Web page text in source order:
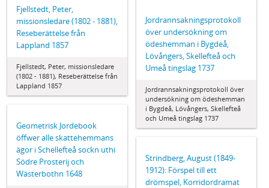
Fjellstedt, Peter,
missionsledare (1802 - 1881),
Reseberättelse från
Lappland 1857
Fjellstedt, Peter, missionsledare
(1802 - 1881), Reseberättelse från
Lappland 1857
Jordrannsakningsprotokoll
över undersökning om
ödeshemman i Bygdeå,
Lövångers, Skellefteå och
Umeå tingslag 1737
Jordrannsakningsprotokoll över
undersökning om ödeshemman
i Bygdeå, Lövångers, Skellefteå
och Umeå tingslag 1737
Geometrisk Jordebook
öffwer alle skattehemmans
ägor i Schellefteå sockn uthi
Södre Prosterij och
Wästerbothn 1648
Strindberg, August (1849-
1912): Förspel till ett
drömspel, Korridordramat